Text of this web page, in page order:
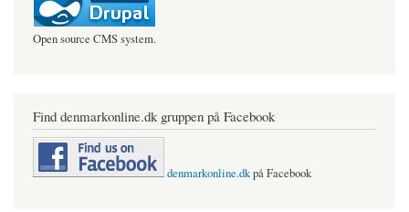
Open source CMS system.
Find denmarkonline.dk gruppen på Facebook
denmarkonline.dkpå Facebook